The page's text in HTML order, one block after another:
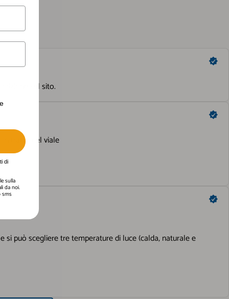
personalizzate.
di
sulla
da noi.
sms